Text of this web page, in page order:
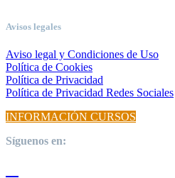
Avisos legales
Aviso legal y Condiciones de Uso
Política de Cookies
Política de Privacidad
Política de Privacidad Redes Sociales
INFORMACIÓN CURSOS
Síguenos en: